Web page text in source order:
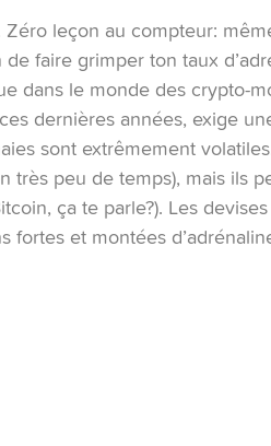
leçon au compteur:
faire grimper ton taux
dans le monde des crypto-
dernières années, exige
sont extrêmement
très peu de temps), mais ils
ça te parle?). Les
et montées